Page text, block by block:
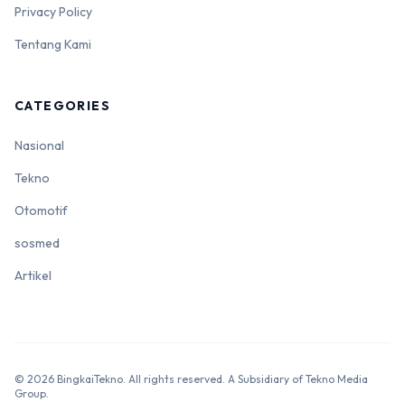
Privacy Policy
Tentang Kami
CATEGORIES
Nasional
Tekno
Otomotif
sosmed
Artikel
© 2026 BingkaiTekno. All rights reserved. A Subsidiary of Tekno Media
Group.